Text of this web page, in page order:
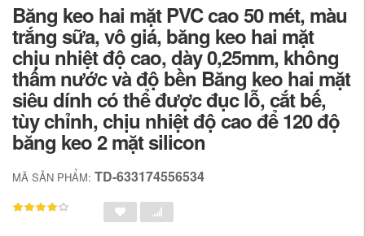
Băng keo hai mặt PVC cao 50 mét, màu
trắng sữa, vô giá, băng keo hai mặt
chịu nhiệt độ cao, dày 0,25mm, không
thấm nước và độ bền Băng keo hai mặt
siêu dính có thể được đục lỗ, cắt bế,
tùy chỉnh, chịu nhiệt độ cao để 120 độ
băng keo 2 mặt silicon
MÃ SẢN PHẨM: TD-633174556534